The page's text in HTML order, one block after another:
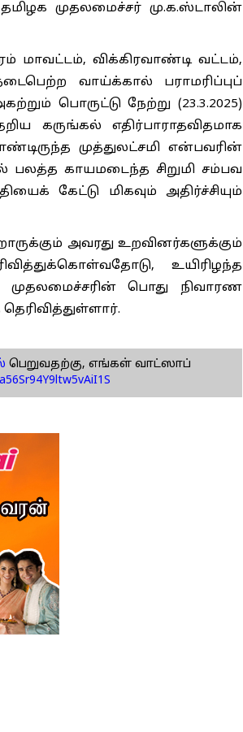
தமிழக முதலமைச்சர் மு.க.ஸ்டாலின்
மாவட்டம், விக்கிரவாண்டி வட்டம்,
வாய்க்கால் பராமரிப்புப்
பொருட்டு நேற்று (23.3.2025)
கருங்கல் எதிர்பாராதவிதமாக
முத்துலட்சமி என்பவரின்
பலத்த காயமடைந்த சிறுமி சம்பவ
கேட்டு மிகவும் அதிர்ச்சியும்
அவரது உறவினர்களுக்கும்
உயிரிழந்த
முதலமைச்சரின் பொது நிவாரண
பெறுவதற்கு, எங்கள் வாட்ஸாப்